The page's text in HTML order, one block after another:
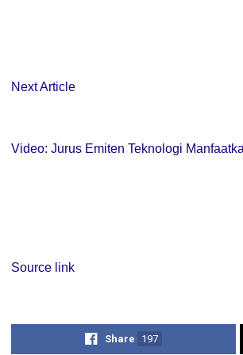
Next Article
Video: Jurus Emiten Teknologi
Source link
Share 197